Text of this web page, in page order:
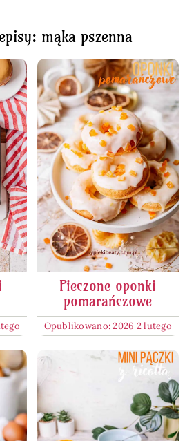
mąka pszenna
Pieczone oponki
pomarańczowe
Opublikowano: 2026 2 lutego